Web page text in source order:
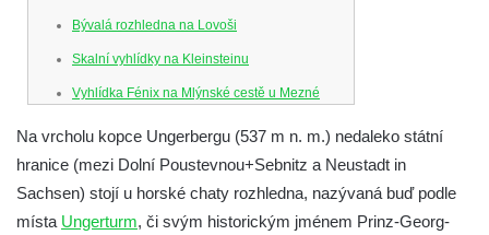
Bývalá rozhledna na Lovoši
Skalní vyhlídky na Kleinsteinu
Vyhlídka Fénix na Mlýnské cestě u Mezné
Vyhlídka u svatého Josefa v Zákupech
Na vrcholu kopce Ungerbergu (537 m n. m.) nedaleko státní
hranice (mezi Dolní Poustevnou+Sebnitz a Neustadt in
Sachsen) stojí u horské chaty rozhledna, nazývaná buď podle
místa Ungerturm, či svým historickým jménem Prinz-Georg-